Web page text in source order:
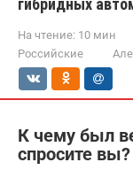
гибридных
На чтение: 10 мин
Российские
К чему был
спросите вы?